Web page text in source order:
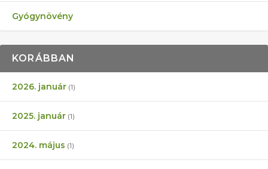
Gyógynövény
KORÁBBAN
2026. január (1)
2025. január (1)
2024. május (1)